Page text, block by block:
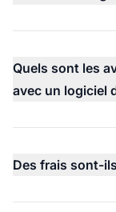
Quels sont les
avec un logiciel
Des frais sont-